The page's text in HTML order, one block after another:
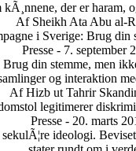
kÃ¸nnene, der er haram,
Af Sheikh Ata Abu al-
i Sverige: Brug din
Presse - 7. september
din stemme, men
og interaktion
Af Hizb ut Tahrir
legitimerer
Presse - 20. marts
ideologi.